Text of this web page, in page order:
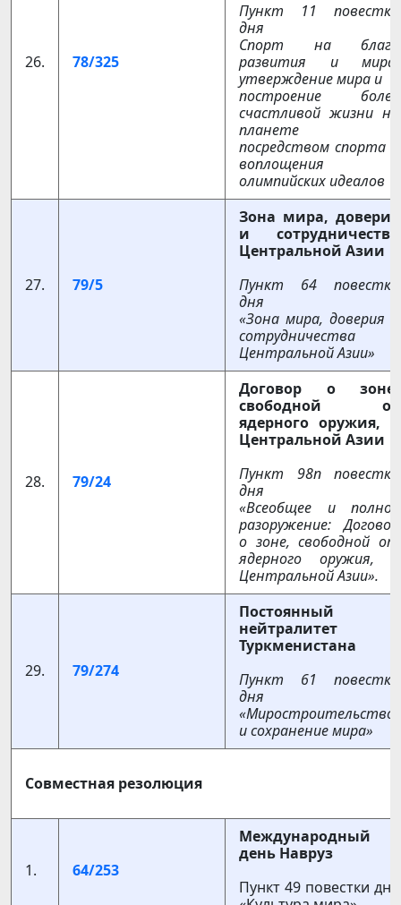
26. 78/325
Пункт 11 повестки
дня
Спорт на благо
развития и мира:
утверждение мира и
построение более
счастливой жизни на
планете
посредством спорта и
воплощения
олимпийских идеалов
27. 79/5
Зона мира, доверия
и сотрудничества
Центральной Азии
Пункт 64 повестки
дня
«Зона мира, доверия и
сотрудничества
Центральной Азии»
28. 79/24
Договор о зоне,
свободной от
ядерного оружия, в
Центральной Азии
Пункт 98n повестки
дня
«Всеобщее и полное
разоружение: Договор
о зоне, свободной от
ядерного оружия, в
Центральной Азии».
29. 79/274
Постоянный
нейтралитет
Туркменистана
Пункт 61 повестки
дня
«Миростроительство
и сохранение мира»
Совместная резолюция
1. 64/253
Международный
день Навруз
Пункт 49 повестки дня